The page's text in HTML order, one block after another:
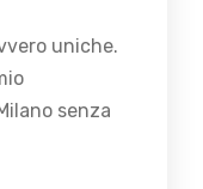
uniche.
senza